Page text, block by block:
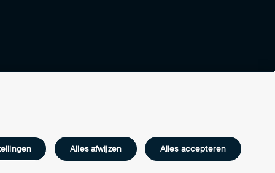
Alles afwijzen Alles accepteren